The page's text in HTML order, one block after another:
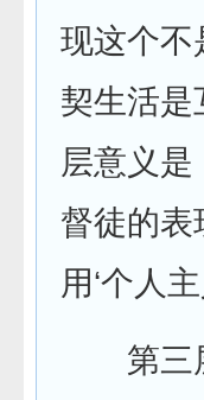
现这个不
契生活是
层意义
督徒的表
用‘个人
第三层